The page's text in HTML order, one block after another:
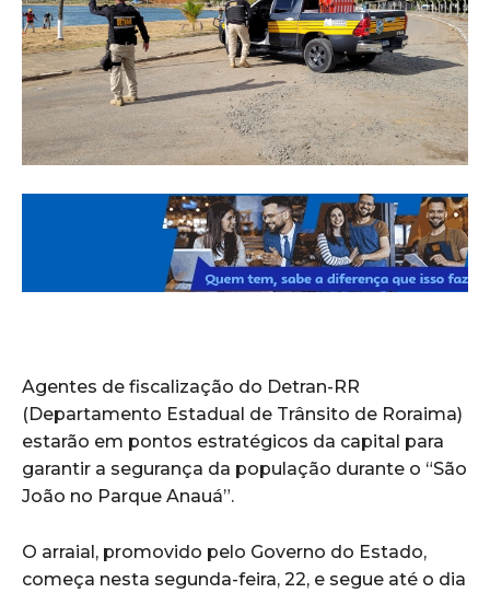
Agentes de fiscalização do Detran-RR
(Departamento Estadual de Trânsito de Roraima)
estarão em pontos estratégicos da capital para
garantir a segurança da população durante o “São
João no Parque Anauá”.
O arraial, promovido pelo Governo do Estado,
começa nesta segunda-feira, 22, e segue até o dia